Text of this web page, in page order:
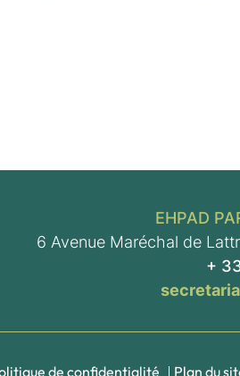
EHPAD
6 Avenue Maréchal de
+
de confidentialité Plan du